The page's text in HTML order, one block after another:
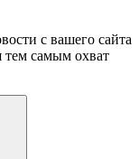
с вашего сайта
тем самым охват